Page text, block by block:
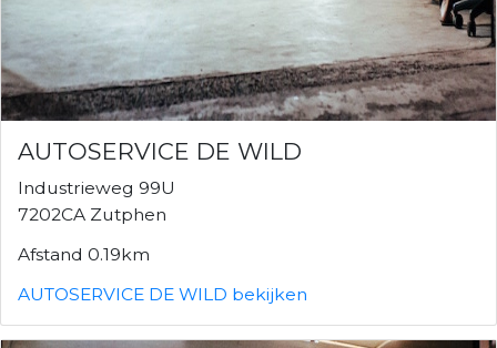
AUTOSERVICE DE WILD
Industrieweg 99U
7202CA Zutphen
Afstand 0.19km
AUTOSERVICE DE WILD bekijken